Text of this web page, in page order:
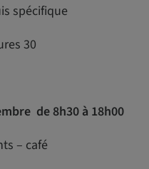
spécifique
30
de 8h30 à 18h00
– café